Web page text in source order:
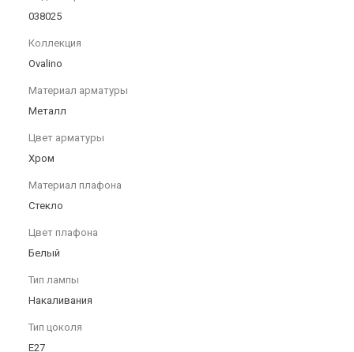
038025
Коллекция
Ovalino
Материал арматуры
Металл
Цвет арматуры
Хром
Материал плафона
Стекло
Цвет плафона
Белый
Тип лампы
Накаливания
Тип цоколя
E27